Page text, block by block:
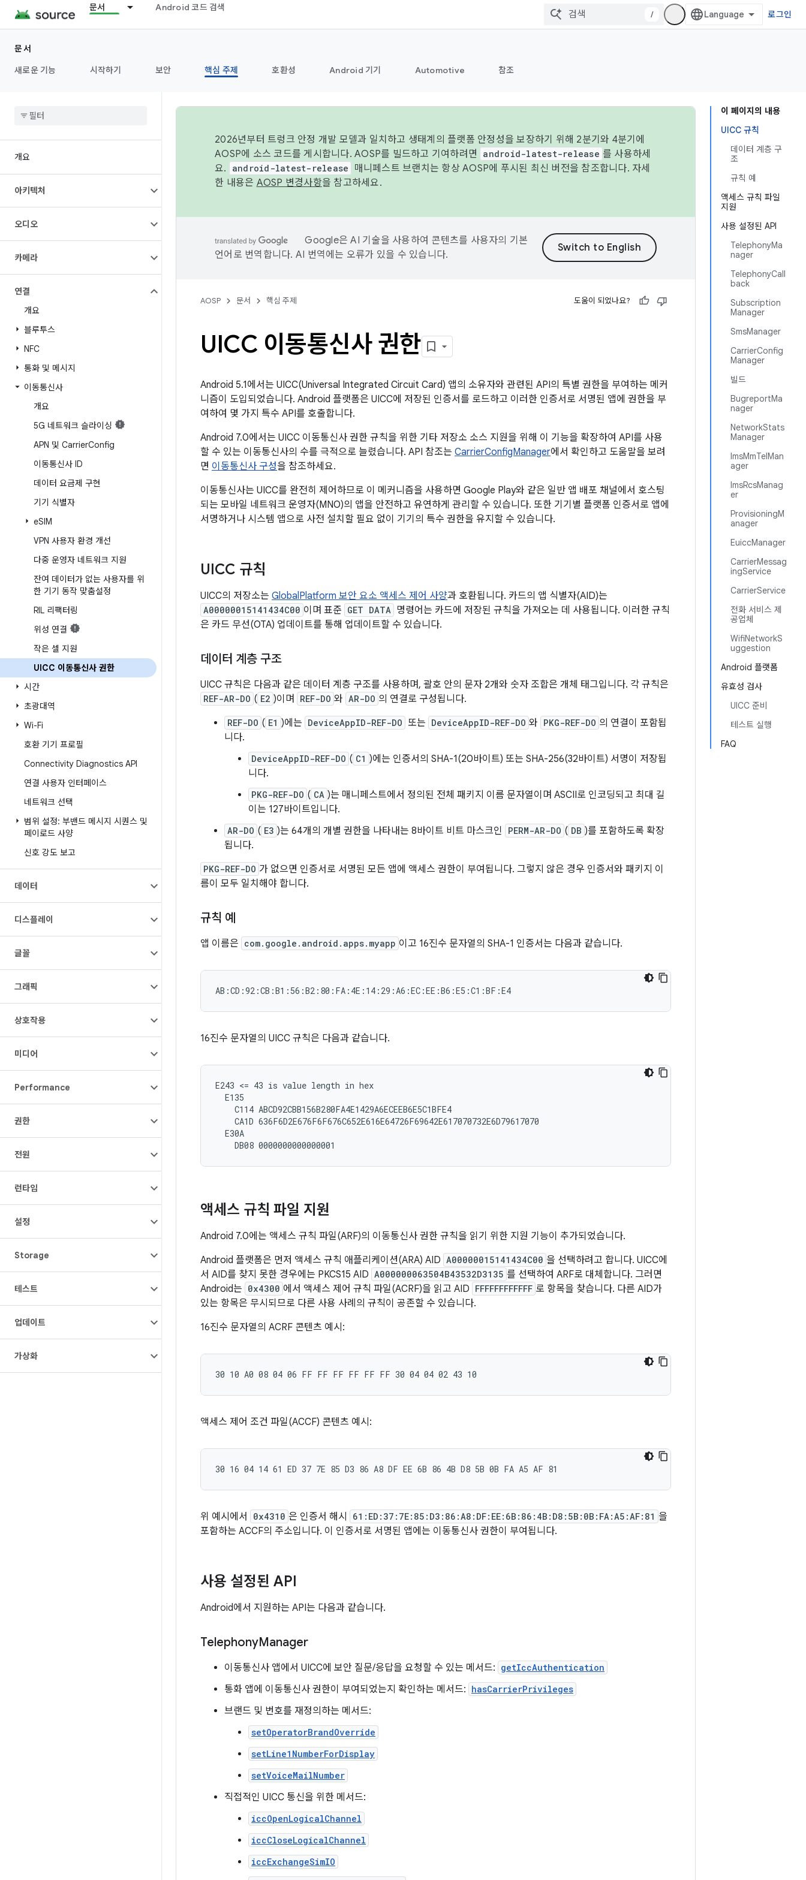
문서 Android 코드 검색
/ 로그인
문서
새로운 기능
시작하기 보안 핵심 주제 호환성 Android 기기 Automotive 참조
개요
아키텍처
오디오
카메라
연결
개요
블루투스
NFC
통화 및 메시지
이동통신사
개요
5G 네트워크 슬라이싱
APN 및 CarrierConfig
이동통신사 ID
데이터 요금제 구현
기기 식별자
eSIM
VPN 사용자 환경 개선
다중 운영자 네트워크 지원
잔여 데이터가 없는 사용자를 위
한 기기 동작 맞춤설정
RIL 리팩터링
위성 연결
작은 셀 지원
UICC 이동통신사 권한
시간
초광대역
Wi-Fi
호환 기기 프로필
Connectivity Diagnostics API
연결 사용자 인터페이스
네트워크 선택
범위 설정: 부밴드 메시지 시퀀스 및
페이로드 사양
신호 강도 보고
데이터
디스플레이
글꼴
그래픽
상호작용
미디어
Performance
권한
전원
런타임
설정
Storage
테스트
업데이트
가상화
이 페이지의 내용
UICC 규칙
데이터 계층 구
조
규칙 예
액세스 규칙 파일
지원
사용 설정된 API
TelephonyMa
nager
TelephonyCall
back
Subscription
Manager
SmsManager
CarrierConfig
Manager
빌드
BugreportMa
nager
NetworkStats
Manager
ImsMmTelMan
ager
ImsRcsManag
er
ProvisioningM
anager
EuiccManager
CarrierMessag
ingService
CarrierService
전화 서비스 제
공업체
WifiNetworkS
uggestion
Android 플랫폼
유효성 검사
UICC 준비
테스트 실행
FAQ
2026년부터 트렁크 안정 개발 모델과 일치하고 생태계의 플랫폼 안정성을 보장하기 위해 2분기와 4분기에
AOSP에 소스 코드를 게시합니다. AOSP를 빌드하고 기여하려면
android-latest-release 를 사용하세
요.
android-latest-release
매니페스트 브랜치는 항상 AOSP에 푸시된 최신 버전을 참조합니다. 자세
한 내용은 AOSP 변경사항을 참고하세요.
Google은 AI 기술을 사용하여 콘텐츠를 사용자의 기본
언어로 번역합니다. AI 번역에는 오류가 있을 수 있습니다.
AOSP 문서 핵심 주제 도움이 되었나요?
UICC 이동통신사 권한
Android 5.1에서는 UICC(Universal Integrated Circuit Card) 앱의 소유자와 관련된 API의 특별 권한을 부여하는 메커
니즘이 도입되었습니다. Android 플랫폼은 UICC에 저장된 인증서를 로드하고 이러한 인증서로 서명된 앱에 권한을 부
여하여 몇 가지 특수 API를 호출합니다.
Android 7.0에서는 UICC 이동통신사 권한 규칙을 위한 기타 저장소 소스 지원을 위해 이 기능을 확장하여 API를 사용
할 수 있는 이동통신사의 수를 극적으로 늘렸습니다. API 참조는 CarrierConfigManager에서 확인하고 도움말을 보려
면 이동통신사 구성을 참조하세요.
이동통신사는 UICC를 완전히 제어하므로 이 메커니즘을 사용하면 Google Play와 같은 일반 앱 배포 채널에서 호스팅
되는 모바일 네트워크 운영자(MNO)의 앱을 안전하고 유연하게 관리할 수 있습니다. 또한 기기별 플랫폼 인증서로 앱에
서명하거나 시스템 앱으로 사전 설치할 필요 없이 기기의 특수 권한을 유지할 수 있습니다.
UICC 규칙
UICC의 저장소는 GlobalPlatform 보안 요소 액세스 제어 사양과 호환됩니다. 카드의 앱 식별자(AID)는
A00000015141434C00 이며 표준 GET DATA 명령어는 카드에 저장된 규칙을 가져오는 데 사용됩니다. 이러한 규칙
은 카드 무선(OTA) 업데이트를 통해 업데이트할 수 있습니다.
데이터 계층 구조
UICC 규칙은 다음과 같은 데이터 계층 구조를 사용하며, 괄호 안의 문자 2개와 숫자 조합은 개체 태그입니다. 각 규칙은
REF-AR-DO ( E2 )이며 REF-DO 와 AR-DO 의 연결로 구성됩니다.
REF-DO ( E1 )에는 DeviceAppID-REF-DO 또는 DeviceAppID-REF-DO 와 PKG-REF-DO 의 연결이 포함됩
니다.
DeviceAppID-REF-DO ( C1 )에는 인증서의 SHA-1(20바이트) 또는 SHA-256(32바이트) 서명이 저장됩
니다.
PKG-REF-DO ( CA )는 매니페스트에서 정의된 전체 패키지 이름 문자열이며 ASCII로 인코딩되고 최대 길
이는 127바이트입니다.
AR-DO ( E3 )는 64개의 개별 권한을 나타내는 8바이트 비트 마스크인 PERM-AR-DO ( DB )를 포함하도록 확장
됩니다.
PKG-REF-DO 가 없으면 인증서로 서명된 모든 앱에 액세스 권한이 부여됩니다. 그렇지 않은 경우 인증서와 패키지 이
름이 모두 일치해야 합니다.
규칙 예
앱 이름은 com.google.android.apps.myapp 이고 16진수 문자열의 SHA-1 인증서는 다음과 같습니다.
16진수 문자열의 UICC 규칙은 다음과 같습니다.
E243 <= 43 is value length in hex
  E135
    C114 ABCD92CBB156B280FA4E1429A6ECEEB6E5C1BFE4
    CA1D 636F6D2E676F6F676C652E616E64726F69642E617070732E6D79617070
  E30A
액세스 규칙 파일 지원
Android 7.0에는 액세스 규칙 파일(ARF)의 이동통신사 권한 규칙을 읽기 위한 지원 기능이 추가되었습니다.
Android 플랫폼은 먼저 액세스 규칙 애플리케이션(ARA) AID A00000015141434C00 을 선택하려고 합니다. UICC에
서 AID를 찾지 못한 경우에는 PKCS15 AID A000000063504B43532D3135 를 선택하여 ARF로 대체합니다. 그러면
Android는 0x4300 에서 액세스 제어 규칙 파일(ACRF)을 읽고 AID FFFFFFFFFFFF 로 항목을 찾습니다. 다른 AID가
있는 항목은 무시되므로 다른 사용 사례의 규칙이 공존할 수 있습니다.
16진수 문자열의 ACRF 콘텐츠 예시:
액세스 제어 조건 파일(ACCF) 콘텐츠 예시:
위 예시에서 0x4310 은 인증서 해시 61:ED:37:7E:85:D3:86:A8:DF:EE:6B:86:4B:D8:5B:0B:FA:A5:AF:81 을
포함하는 ACCF의 주소입니다. 이 인증서로 서명된 앱에는 이동통신사 권한이 부여됩니다.
사용 설정된 API
Android에서 지원하는 API는 다음과 같습니다.
TelephonyManager
이동통신사 앱에서 UICC에 보안 질문/응답을 요청할 수 있는 메서드: getIccAuthentication
통화 앱에 이동통신사 권한이 부여되었는지 확인하는 메서드: hasCarrierPrivileges
브랜드 및 번호를 재정의하는 메서드:
setOperatorBrandOverride
setLine1NumberForDisplay
setVoiceMailNumber
직접적인 UICC 통신을 위한 메서드:
iccOpenLogicalChannel
iccCloseLogicalChannel
iccExchangeSimIO